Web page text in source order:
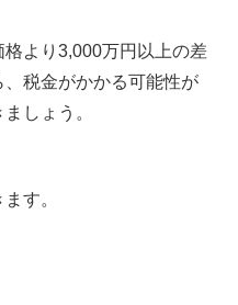
より3,000万円以上の差
税金がかかる可能性が
しょう。
す。